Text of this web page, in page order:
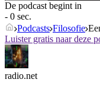
De podcast begint in
- 0 sec.
Podcasts Filosofie
Luister gratis naar deze
radio.net